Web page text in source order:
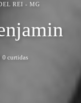
REI - MG
0 curtidas